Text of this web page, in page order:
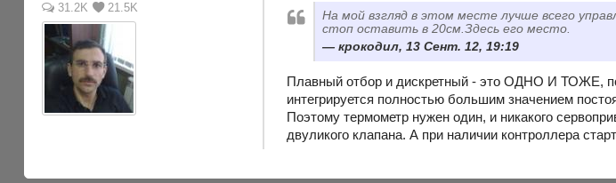
31.2K
21.5K
На мой взгляд в этом месте лучше всего
стоп оставить в 20см.Здесь его место.
крокодил, 13 Сент. 12, 19:19
Плавный отбор и дискретный - это ОДНО И ТОЖЕ,
интегрируется полностью большим значением
Поэтому термометр нужен один, и никакого
двуликого клапана. А при наличии контроллера